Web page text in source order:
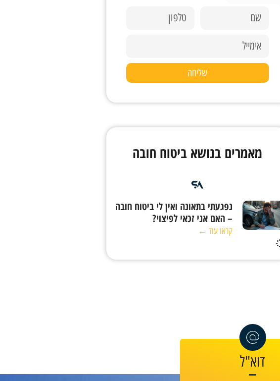
שליחה
מאמרים בנושא ביטוח חובה
נפגעתי בתאונה ואין לי ביטוח חובה
– האם אני זכאי לפיצוי?
קראו עוד ←
דוא"ל